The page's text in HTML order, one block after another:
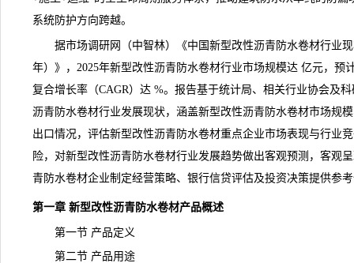
系统防护方向跨越。
据市场调研网（中智林）《中国新型改性沥青防水卷材行业
年） 》，2025年新型改性沥青防水卷材行业市场规模达 亿元，预
复合增长率（CAGR）达 %。报告基于统计局、相关行业协会及
沥青防水卷材行业发展现状，涵盖新型改性沥青防水卷材市场规
出口情况，评估新型改性沥青防水卷材重点企业市场表现与行业
险，对新型改性沥青防水卷材行业发展趋势做出客观预测，客观
青防水卷材企业制定经营策略、银行信贷评估及投资决策提供参
第一章 新型改性沥青防水卷材产品概述
第一节 产品定义
第二节 产品用途